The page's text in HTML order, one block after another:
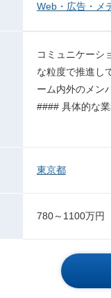
Web・広告・メ
コミュニケーシ
な粒度で推進し
ーム内外のメン
#### 具体的な
東京都
780～1100万円